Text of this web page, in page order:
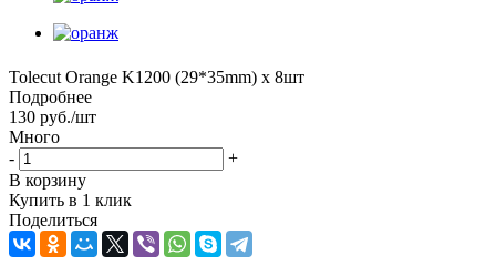
Tolecut Orange K1200 (29*35mm) х 8шт
Подробнее
130 руб./шт
Много
-
+
В корзину
Купить в 1 клик
Поделиться